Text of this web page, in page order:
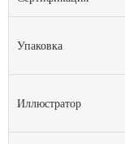
Упаковка
Иллюстратор